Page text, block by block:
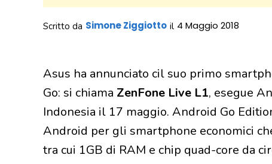
Scritto da Simone Ziggiotto il 4 Maggio 2018
Asus ha annunciato cil suo primo
Go: si chiama ZenFone Live L1, esegue
Indonesia il 17 maggio. Android Go
Android per gli smartphone economici
tra cui 1GB di RAM e chip quad-core da